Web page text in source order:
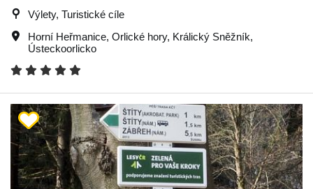
Výlety, Turistické cíle
Horní Heřmanice, Orlické hory, Králický Sněžník,
Ústeckoorlicko